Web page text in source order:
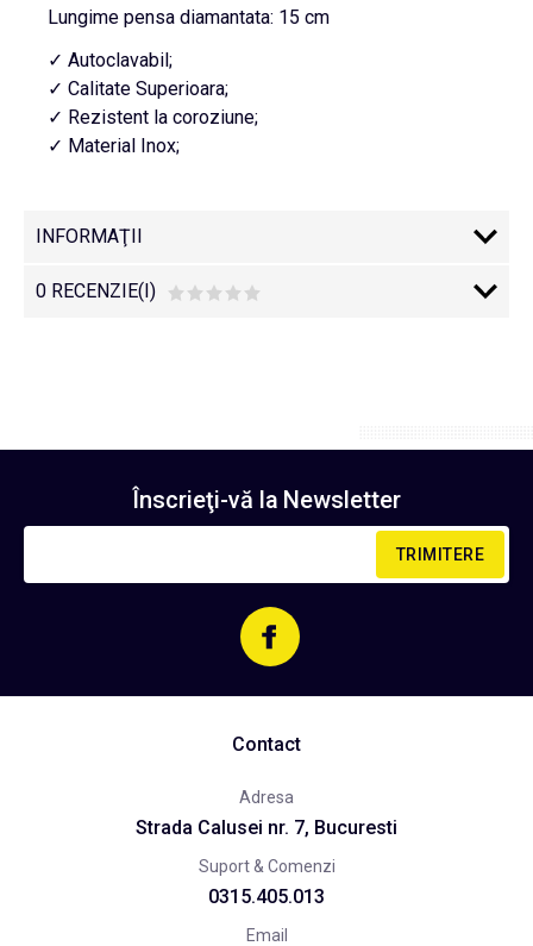
Lungime pensa diamantata: 15 cm
✓ Autoclavabil;
✓ Calitate Superioara;
✓ Rezistent la coroziune;
✓ Material Inox;
INFORMAŢII
0 RECENZIE(I)
Înscrieţi-vă la Newsletter
TRIMITERE
Contact
Adresa
Strada Calusei nr. 7, Bucuresti
Suport & Comenzi
0315.405.013
Email